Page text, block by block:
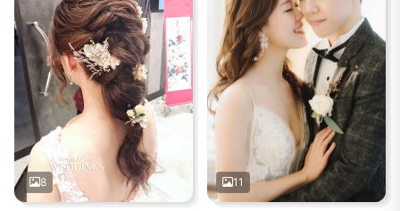
8 11